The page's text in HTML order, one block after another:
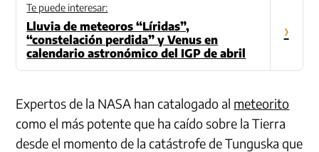
Te puede interesar:
Lluvia de meteoros “Líridas”,
“constelación perdida” y Venus en
calendario astronómico del IGP de abril
›
Expertos de la NASA han catalogado al meteorito
como el más potente que ha caído sobre la Tierra
desde el momento de la catástrofe de Tunguska que